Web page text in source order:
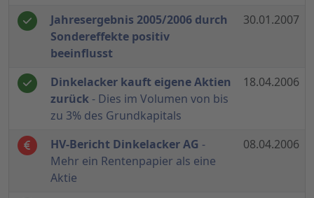
Jahresergebnis 2005/2006 durch
Sondereffekte positiv
beeinflusst
30.01.2007
Dinkelacker kauft eigene Aktien
zurück- Dies im Volumen von bis
zu 3% des Grundkapitals
18.04.2006
HV-Bericht Dinkelacker AG -
Mehr ein Rentenpapier als eine
Aktie
08.04.2006